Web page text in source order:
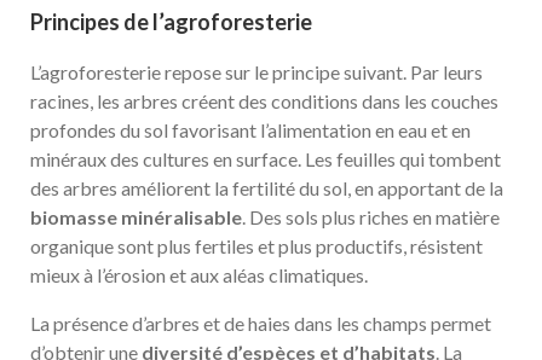
Principes de l’agroforesterie
L’agroforesterie repose sur le principe suivant. Par leurs
racines, les arbres créent des conditions dans les couches
profondes du sol favorisant l’alimentation en eau et en
minéraux des cultures en surface. Les feuilles qui tombent
des arbres améliorent la fertilité du sol, en apportant de la
biomasse minéralisable. Des sols plus riches en matière
organique sont plus fertiles et plus productifs, résistent
mieux à l’érosion et aux aléas climatiques.
La présence d’arbres et de haies dans les champs permet
d’obtenir une diversité d’espèces et d’habitats. La